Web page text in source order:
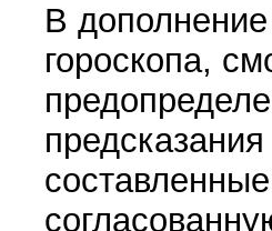
В
гороскопа,